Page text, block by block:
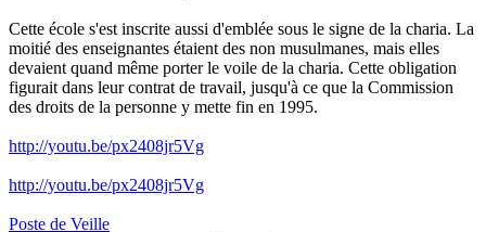
Cette école s'est inscrite aussi d'emblée sous le signe de la charia. La
moitié des enseignantes étaient des non musulmanes, mais elles
devaient quand même porter le voile de la charia. Cette obligation
figurait dans leur contrat de travail, jusqu'à ce que la Commission
des droits de la personne y mette fin en 1995.
http://youtu.be/px2408jr5Vg
http://youtu.be/px2408jr5Vg
Poste de Veille